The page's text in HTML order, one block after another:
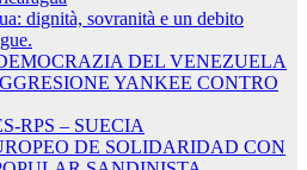
dignità, sovranità e un debito
DEL VENEZUELA
YANKEE CONTRO
RPS – SUECIA
DE SOLIDARIDAD CON